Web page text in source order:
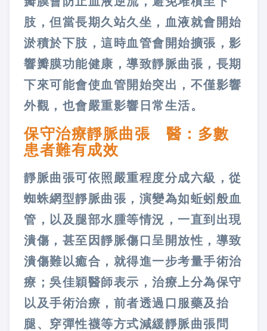
肢，但當長期久站久坐，血液就會開始
淤積於下肢，這時血管會開始擴張，影
響瓣膜功能健康，導致靜脈曲張，長期
下來可能會使血管開始突出，不僅影響
外觀，也會嚴重影響日常生活。
保守治療靜脈曲張 醫：多數
患者難有成效
靜脈曲張可依照嚴重程度分成六級，從
蜘蛛網型靜脈曲張，演變為如蚯蚓般血
管，以及腿部水腫等情況，一直到出現
潰傷，甚至因靜脈傷口呈開放性，導致
潰傷難以癒合，就得進一步考量手術治
療；吳佳穎醫師表示，治療上分為保守
以及手術治療，前者透過口服藥及抬
腿、穿彈性襪等方式減緩靜脈曲張問